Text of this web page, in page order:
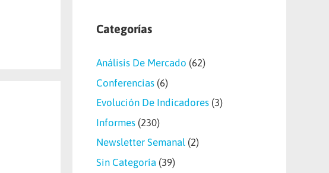
Categorías
Análisis De Mercado (62)
Conferencias (6)
Evolución De Indicadores (3)
Informes (230)
Newsletter Semanal (2)
Sin Categoría (39)